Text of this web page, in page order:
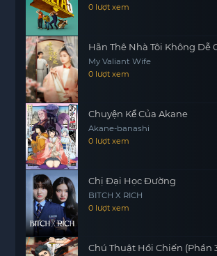
0 lượt xem
Hãn Thê Nhà Tôi Không Dễ
My Valiant Wife
0 lượt xem
Chuyện Kể Của Akane
Akane-banashi
0 lượt xem
Chị Đại Học Đường
BITCH X RICH
0 lượt xem
Chú Thuật Hồi Chiến (Phần